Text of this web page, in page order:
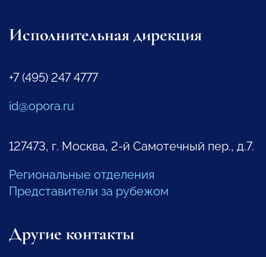
Исполнительная дирекция
+7 (495) 247 4777
id@opora.ru
127473, г. Москва, 2-й Самотечный пер., д.7.
Региональные отделения
Представители за рубежом
Другие контакты